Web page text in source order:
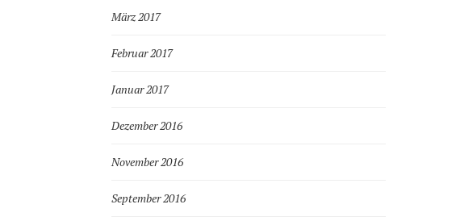
März 2017
Februar 2017
Januar 2017
Dezember 2016
November 2016
September 2016